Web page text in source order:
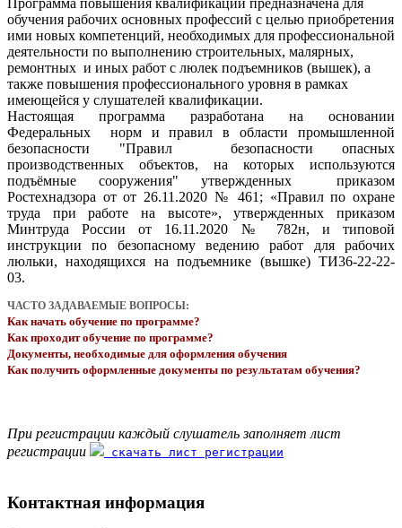
обучения рабочих основных профессий с целью приобретения
ими новых компетенций, необходимых для профессиональной
деятельности по выполнению строительных, малярных,
ремонтных и иных работ с люлек подъемников (вышек), а
также повышения профессионального уровня в рамках
имеющейся у слушателей квалификации.
Настоящая программа разработана на основании
Федеральных норм и правил в области промышленной
безопасности "Правил безопасности опасных
производственных объектов, на которых используются
подъёмные сооружения" утвержденных приказом
Ростехнадзора от от 26.11.2020 № 461; «Правил по охране
труда при работе на высоте», утвержденных приказом
Минтруда России от 16.11.2020 № 782н, и типовой
инструкции по безопасному ведению работ для рабочих
люльки, находящихся на подъемнике (вышке) ТИ36-22-22-
03.
ЧАСТО ЗАДАВАЕМЫЕ ВОПРОСЫ:
Как начать обучение по программе?
Как проходит обучение по программе?
Документы, необходимые для оформления обучения
Как получить оформленные документы по результатам обучения?
При регистрации каждый слушатель заполняет лист
регистрации
скачать лист регистрации
Контактная информация